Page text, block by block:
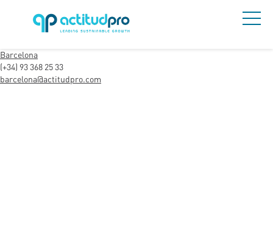
Barcelona
(+34) 93 368 25 33
barcelona@actitudpro.com